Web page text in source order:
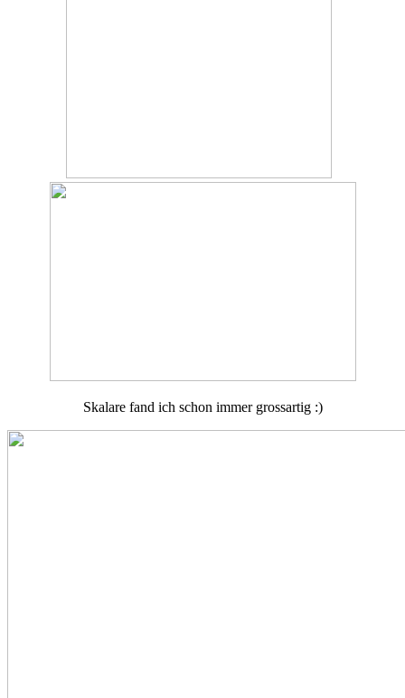
Skalare fand ich schon immer grossartig :)